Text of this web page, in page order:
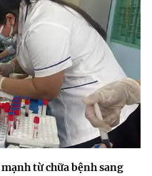
từ chữa bệnh sang